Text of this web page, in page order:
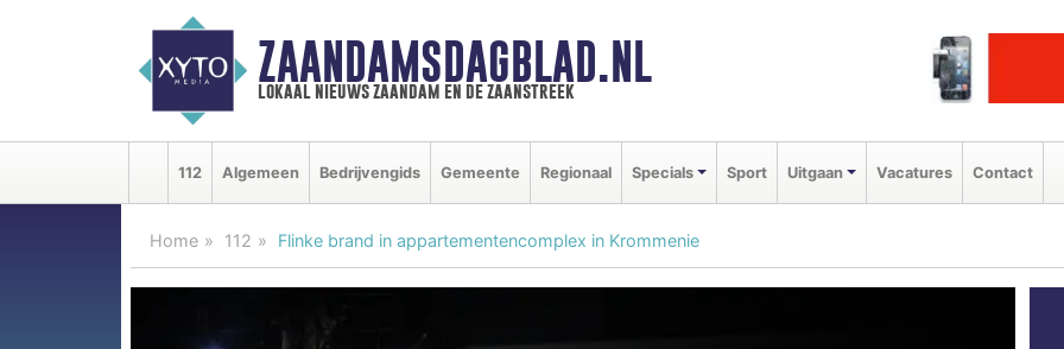
ZAANDAMSDAGBLAD.NL
lokaal nieuws zaandam en de zaanstreek
112 Algemeen Bedrijvengids Gemeente Regionaal Specials Sport Uitgaan Vacatures Contact
Home 112 Flinke brand in appartementencomplex in Krommenie